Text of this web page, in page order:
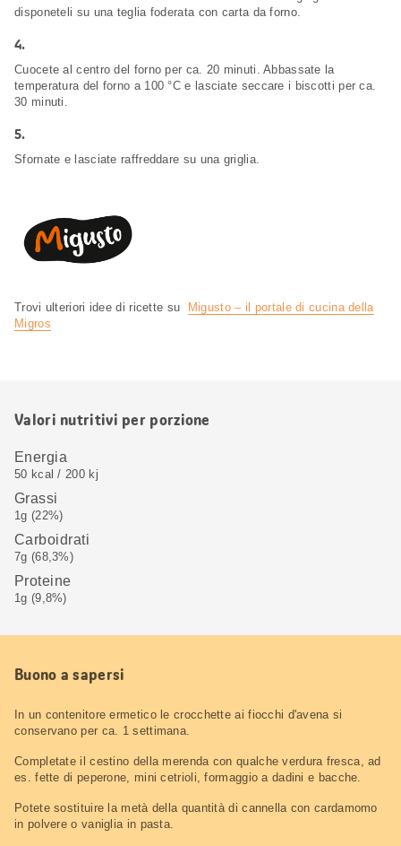
disponeteli su una teglia foderata con carta da forno.
4.
Cuocete al centro del forno per ca. 20 minuti. Abbassate la
temperatura del forno a 100 °C e lasciate seccare i biscotti per ca.
30 minuti.
5.
Sfornate e lasciate raffreddare su una griglia.
Trovi ulteriori idee di ricette su
Migusto – il portale di cucina della
Migros
Valori nutritivi per porzione
Energia
50 kcal / 200 kj
Grassi
1g (22%)
Carboidrati
7g (68,3%)
Proteine
1g (9,8%)
Buono a sapersi
In un contenitore ermetico le crocchette ai fiocchi d'avena si
conservano per ca. 1 settimana.
Completate il cestino della merenda con qualche verdura fresca, ad
es. fette di peperone, mini cetrioli, formaggio a dadini e bacche.
Potete sostituire la metà della quantità di cannella con cardamomo
in polvere o vaniglia in pasta.